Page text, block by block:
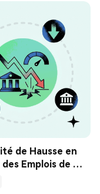
de Hausse en
Emplois de